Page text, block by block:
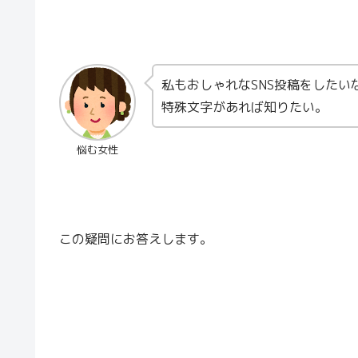
悩む女性
私もおしゃれなSNS投稿をした
特殊文字があれば知りたい。
この疑問にお答えします。